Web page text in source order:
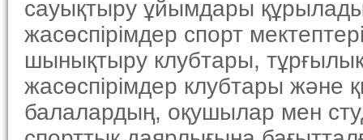
сауықтыру ұйымдары
жасөспiрiмдер спорт
шынықтыру клубтары,
жасөспiрiмдер клубтары және
балалардың, оқушылар мен